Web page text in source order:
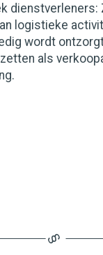
dienstverleners:
logistieke
wordt
als